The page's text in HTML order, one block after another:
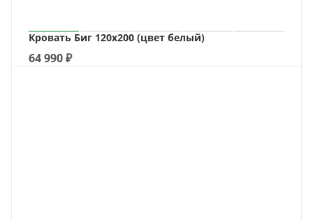
Кровать Биг 120х200 (цвет белый)
64 990₽